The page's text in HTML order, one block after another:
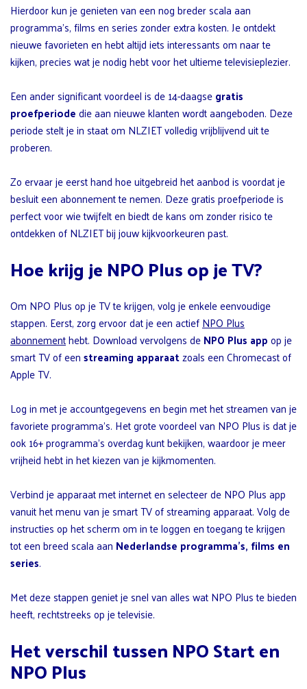
Hierdoor kun je genieten van een nog breder scala aan
programma’s, films en series zonder extra kosten. Je ontdekt
nieuwe favorieten en hebt altijd iets interessants om naar te
kijken, precies wat je nodig hebt voor het ultieme televisieplezier.
Een ander significant voordeel is de 14-daagsegratis
proefperiodedie aan nieuwe klanten wordt aangeboden. Deze
periode stelt je in staat om NLZIET volledig vrijblijvend uit te
proberen.
Zo ervaar je eerst hand hoe uitgebreid het aanbod is voordat je
besluit een abonnement te nemen. Deze gratis proefperiode is
perfect voor wie twijfelt en biedt de kans om zonder risico te
ontdekken of NLZIET bij jouw kijkvoorkeuren past.
Hoe krijg je NPO Plus op je TV?
Om NPO Plus op je TV te krijgen, volg je enkele eenvoudige
stappen. Eerst, zorg ervoor dat je een actiefNPO Plus
abonnementhebt. Download vervolgens deNPO Plus appop je
smart TV of eenstreaming apparaatzoals een Chromecast of
Apple TV.
Log in met je accountgegevens en begin met het streamen van je
favoriete programma’s. Het grote voordeel van NPO Plus is dat je
ook 16+ programma’s overdag kunt bekijken, waardoor je meer
vrijheid hebt in het kiezen van je kijkmomenten.
Verbind je apparaat met internet en selecteer de NPO Plus app
vanuit het menu van je smart TV of streaming apparaat. Volg de
instructies op het scherm om in te loggen en toegang te krijgen
tot een breed scala aan Nederlandse programma’s, films en
series.
Met deze stappen geniet je snel van alles wat NPO Plus te bieden
heeft, rechtstreeks op je televisie.
Het verschil tussen NPO Start en
NPO Plus